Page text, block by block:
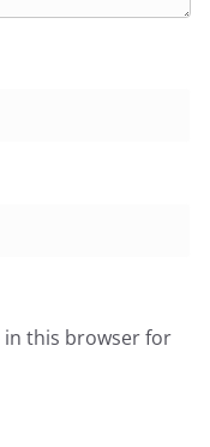
in this browser for